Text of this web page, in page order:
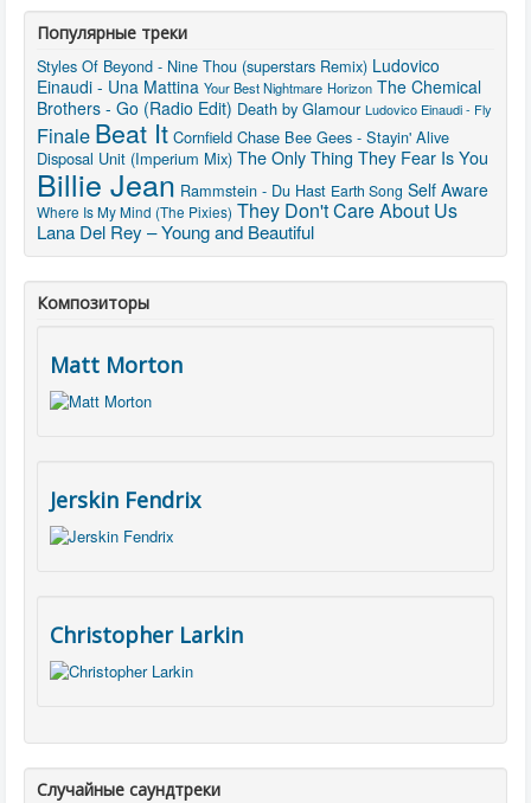
Популярные треки
Styles Of Beyond - Nine Thou (superstars Remix) Ludovico
Einaudi - Una Mattina Your Best Nightmare Horizon The Chemical
Brothers - Go (Radio Edit) Death by Glamour Ludovico Einaudi - Fly
Finale Beat It Cornfield Chase Bee Gees - Stayin' Alive
Disposal Unit (Imperium Mix) The Only Thing They Fear Is You
Billie Jean Rammstein - Du Hast Earth Song Self Aware
Where Is My Mind (The Pixies) They Don't Care About Us
Lana Del Rey – Young and Beautiful
Композиторы
Matt Morton
Jerskin Fendrix
Christopher Larkin
Случайные саундтреки